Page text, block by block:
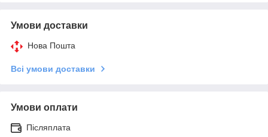
Умови доставки
Нова Пошта
Всі умови доставки
Умови оплати
Післяплата